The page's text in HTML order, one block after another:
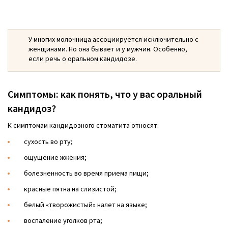
У многих молочница ассоциируется исключительно с
женщинами. Но она бывает и у мужчин. Особенно,
если речь о оральном кандидозе.
Симптомы: как понять, что у вас оральный
кандидоз?
К симптомам кандидозного стоматита относят:
сухость во рту;
ощущение жжения;
болезненность во время приема пищи;
красные пятна на слизистой;
белый «творожистый» налет на языке;
воспаление уголков рта;